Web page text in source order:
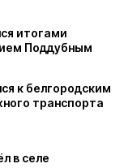
итогами
Поддубным
к белгородским
транспорта
в селе